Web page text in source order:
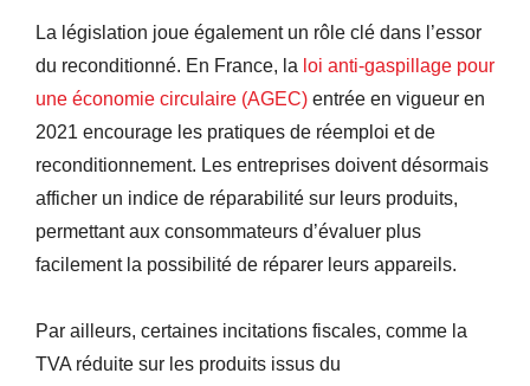
La législation joue également un rôle clé dans l’essor
du reconditionné. En France, la loi anti-gaspillage pour
une économie circulaire (AGEC) entrée en vigueur en
2021 encourage les pratiques de réemploi et de
reconditionnement. Les entreprises doivent désormais
afficher un indice de réparabilité sur leurs produits,
permettant aux consommateurs d’évaluer plus
facilement la possibilité de réparer leurs appareils.
Par ailleurs, certaines incitations fiscales, comme la
TVA réduite sur les produits issus du